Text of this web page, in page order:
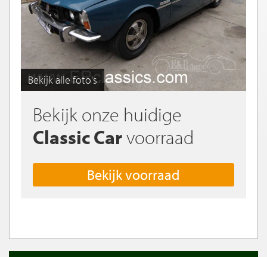
Bekijk alle foto's
Bekijk onze huidige
Classic Carvoorraad
Bekijk voorraad